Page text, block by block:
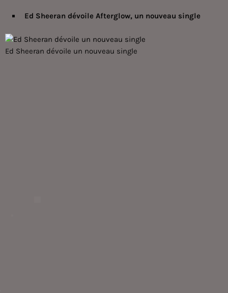
Ed Sheeran dévoile Afterglow, un nouveau single
Ed Sheeran dévoile un nouveau single